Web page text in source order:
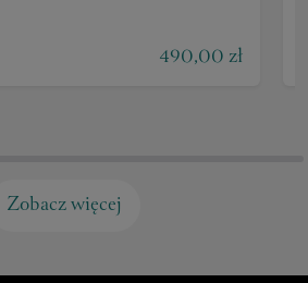
490,00 zł
Zobacz więcej